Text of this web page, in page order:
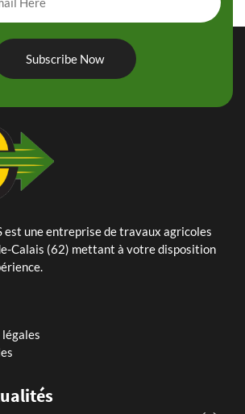
Subscribe Now
est une entreprise de travaux agricoles
Calais (62) mettant à votre disposition
de terre – planteuse Dewulf Certa 40
sucrières avec notre Ropa Tiger 6s
RH